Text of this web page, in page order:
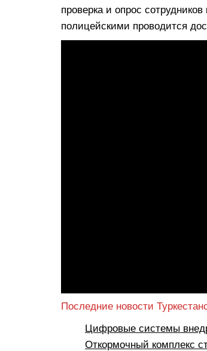
проверка и опрос
полицейскими проводится
Последние новости
Цифровые системы
Откормочный комплекс